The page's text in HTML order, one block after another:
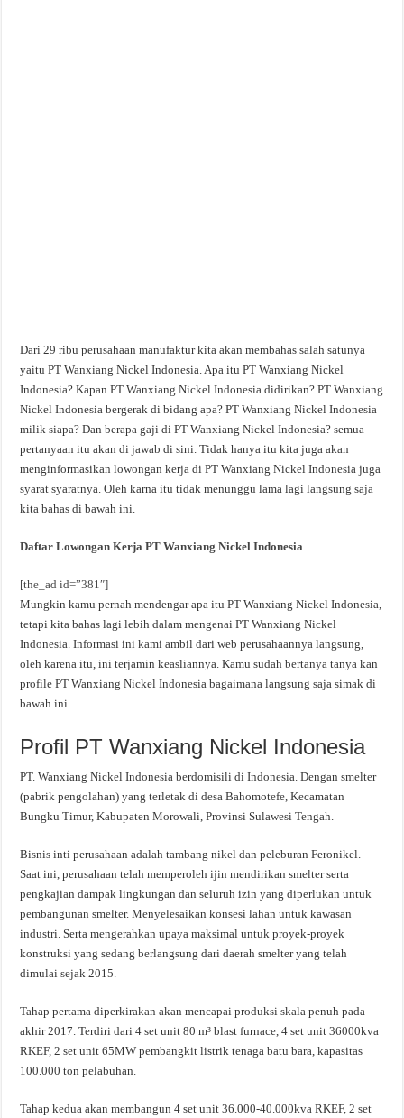
Dari 29 ribu perusahaan manufaktur kita akan membahas salah satunya
yaitu PT Wanxiang Nickel Indonesia. Apa itu PT Wanxiang Nickel
Indonesia? Kapan PT Wanxiang Nickel Indonesia didirikan? PT Wanxiang
Nickel Indonesia bergerak di bidang apa? PT Wanxiang Nickel Indonesia
milik siapa? Dan berapa gaji di PT Wanxiang Nickel Indonesia? semua
pertanyaan itu akan di jawab di sini. Tidak hanya itu kita juga akan
menginformasikan lowongan kerja di PT Wanxiang Nickel Indonesia juga
syarat syaratnya. Oleh karna itu tidak menunggu lama lagi langsung saja
kita bahas di bawah ini.
Daftar Lowongan Kerja PT Wanxiang Nickel Indonesia
[the_ad id=”381″]
Mungkin kamu pernah mendengar apa itu PT Wanxiang Nickel Indonesia,
tetapi kita bahas lagi lebih dalam mengenai PT Wanxiang Nickel
Indonesia. Informasi ini kami ambil dari web perusahaannya langsung,
oleh karena itu, ini terjamin keasliannya. Kamu sudah bertanya tanya kan
profile PT Wanxiang Nickel Indonesia bagaimana langsung saja simak di
bawah ini.
Profil PT Wanxiang Nickel Indonesia
PT. Wanxiang Nickel Indonesia berdomisili di Indonesia. Dengan smelter
(pabrik pengolahan) yang terletak di desa Bahomotefe, Kecamatan
Bungku Timur, Kabupaten Morowali, Provinsi Sulawesi Tengah.
Bisnis inti perusahaan adalah tambang nikel dan peleburan Feronikel.
Saat ini, perusahaan telah memperoleh ijin mendirikan smelter serta
pengkajian dampak lingkungan dan seluruh izin yang diperlukan untuk
pembangunan smelter. Menyelesaikan konsesi lahan untuk kawasan
industri. Serta mengerahkan upaya maksimal untuk proyek-proyek
konstruksi yang sedang berlangsung dari daerah smelter yang telah
dimulai sejak 2015.
Tahap pertama diperkirakan akan mencapai produksi skala penuh pada
akhir 2017. Terdiri dari 4 set unit 80 m³ blast furnace, 4 set unit 36000kva
RKEF, 2 set unit 65MW pembangkit listrik tenaga batu bara, kapasitas
100.000 ton pelabuhan.
Tahap kedua akan membangun 4 set unit 36.000-40.000kva RKEF, 2 set